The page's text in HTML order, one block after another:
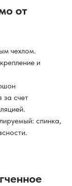
от
чехлом.
и
за счет
спинка,